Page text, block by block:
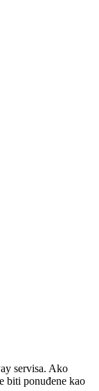
servisa. Ako
biti ponuđene kao